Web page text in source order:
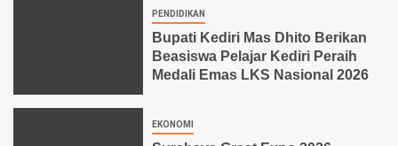
PENDIDIKAN
Bupati Kediri Mas Dhito Berikan
Beasiswa Pelajar Kediri Peraih
Medali Emas LKS Nasional 2026
EKONOMI